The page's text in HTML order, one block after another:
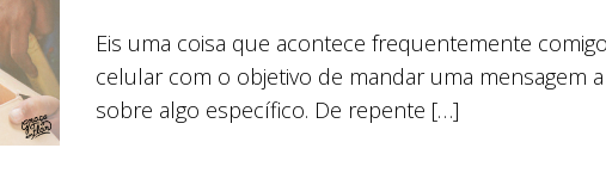
Eis uma coisa que acontece frequentemente
celular com o objetivo de mandar uma mensagem
sobre algo específico. De repente […]